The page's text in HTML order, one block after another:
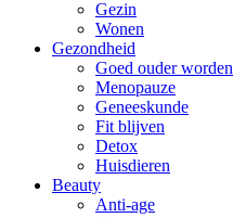
Gezin
Wonen
Gezondheid
Goed ouder worden
Menopauze
Geneeskunde
Fit blijven
Detox
Huisdieren
Beauty
Anti-age